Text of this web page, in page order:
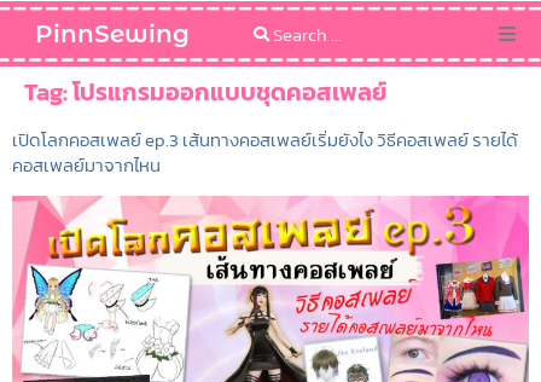
PinnSewing
Categories
Blog
Sewing Pattern
Tag:โปรแกรมออกแบบชุดคอสเพลย์
เปิดโลกคอสเพลย์ ep.3 เส้นทางคอสเพลย์เริ่มยังไง วิธีคอสเพลย์ รายได้
คอสเพลย์มาจากไหน